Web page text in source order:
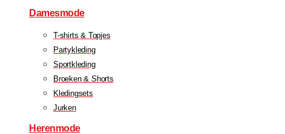
Damesmode
T-shirts & Topjes
Partykleding
Sportkleding
Broeken & Shorts
Kledingsets
Jurken
Herenmode